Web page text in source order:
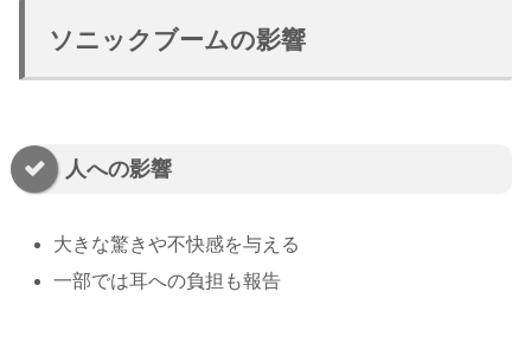
ソニックブームの影響
人への影響
大きな驚きや不快感を与える
一部では耳への負担も報告